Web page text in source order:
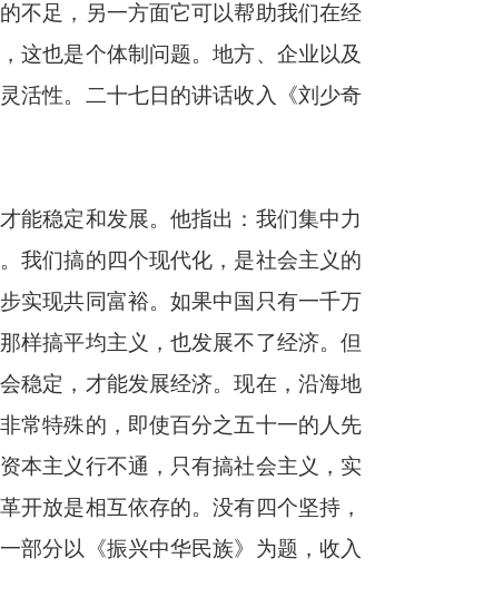
不足，另一方面它可以帮助我们在经
这也是个体制问题。地方、企业以及
活性。二十七日的讲话收入《刘少奇
稳定和发展。他指出：我们集中力
我们搞的四个现代化，是社会主义的
实现共同富裕。如果中国只有一千万
样搞平均主义，也发展不了经济。但
稳定，才能发展经济。现在，沿海地
常特殊的，即使百分之五十一的人先
本主义行不通，只有搞社会主义，实
开放是相互依存的。没有四个坚持，
部分以《振兴中华民族》为题，收入